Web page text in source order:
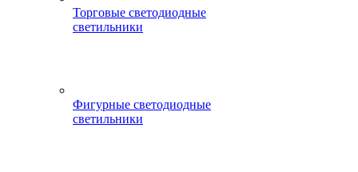
Торговые светодиодные
светильники
Фигурные светодиодные
светильники